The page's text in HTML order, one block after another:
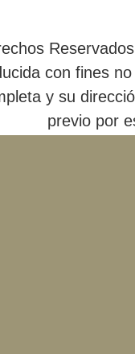
con fines
y su
previo por